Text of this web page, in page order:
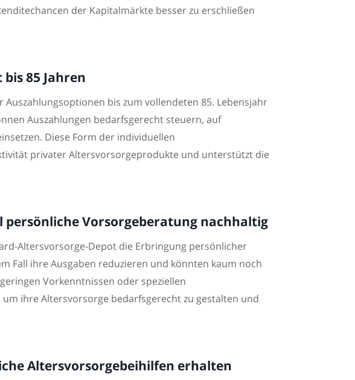
der Kapitalmärkte besser zu erschließen
85 Jahren
bis zum vollendeten 85. Lebensjahr
Auszahlungen bedarfsgerecht steuern, auf
Diese Form der individuellen
privater Altersvorsorgeprodukte und unterstützt die
Vorsorgeberatung nachhaltig
Altersvorsorge-Depot die Erbringung persönlicher
Fall ihre Ausgaben reduzieren und könnten kaum noch
Vorkenntnissen oder speziellen
ihre Altersvorsorge bedarfsgerecht zu gestalten und
Altersvorsorgebeihilfen erhalten